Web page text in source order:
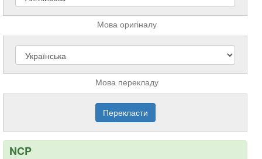
Мова оригіналу
Мова перекладу
NCP